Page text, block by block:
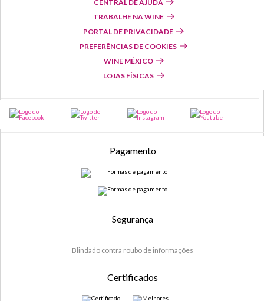
CENTRAL DE AJUDA
TRABALHE NA WINE
PORTAL DE PRIVACIDADE
PREFERÊNCIAS DE COOKIES
WINE MÉXICO
LOJAS FÍSICAS
Pagamento
Segurança
Blindado contra roubo de informações
Certificados